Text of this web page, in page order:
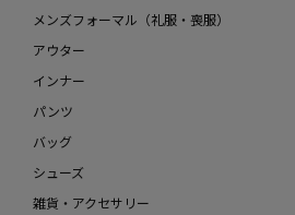
メンズフォーマル（礼服・喪服）
アウター
インナー
パンツ
バッグ
シューズ
雑貨・アクセサリー